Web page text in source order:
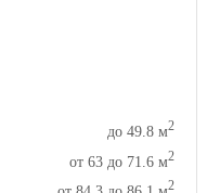
до 49.8 м2
от 63 до 71.6 м2
2